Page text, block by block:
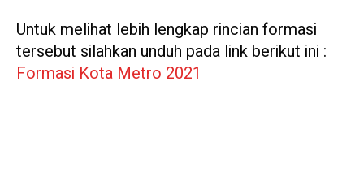
Untuk melihat lebih lengkap rincian formasi
tersebut silahkan unduh pada link berikut ini :
Formasi Kota Metro 2021